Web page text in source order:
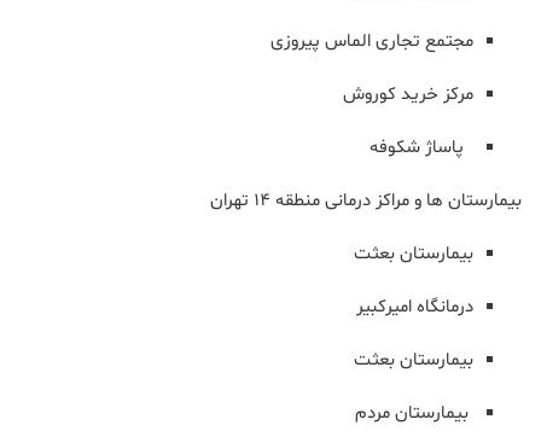
مجتمع تجاری الماس پیروزی
مرکز خرید کوروش
پاساژ شکوفه
بیمارستان ها و مراکز درمانی منطقه 14 تهران
بیمارستان بعثت
درمانگاه امیرکبیر
بیمارستان بعثت
بیمارستان مردم